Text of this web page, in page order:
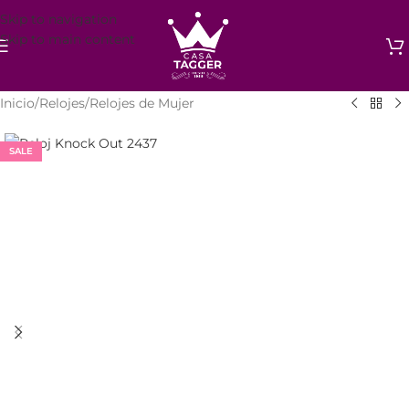
Skip to navigation
Skip to main content
Inicio/Relojes/Relojes de Mujer
SALE